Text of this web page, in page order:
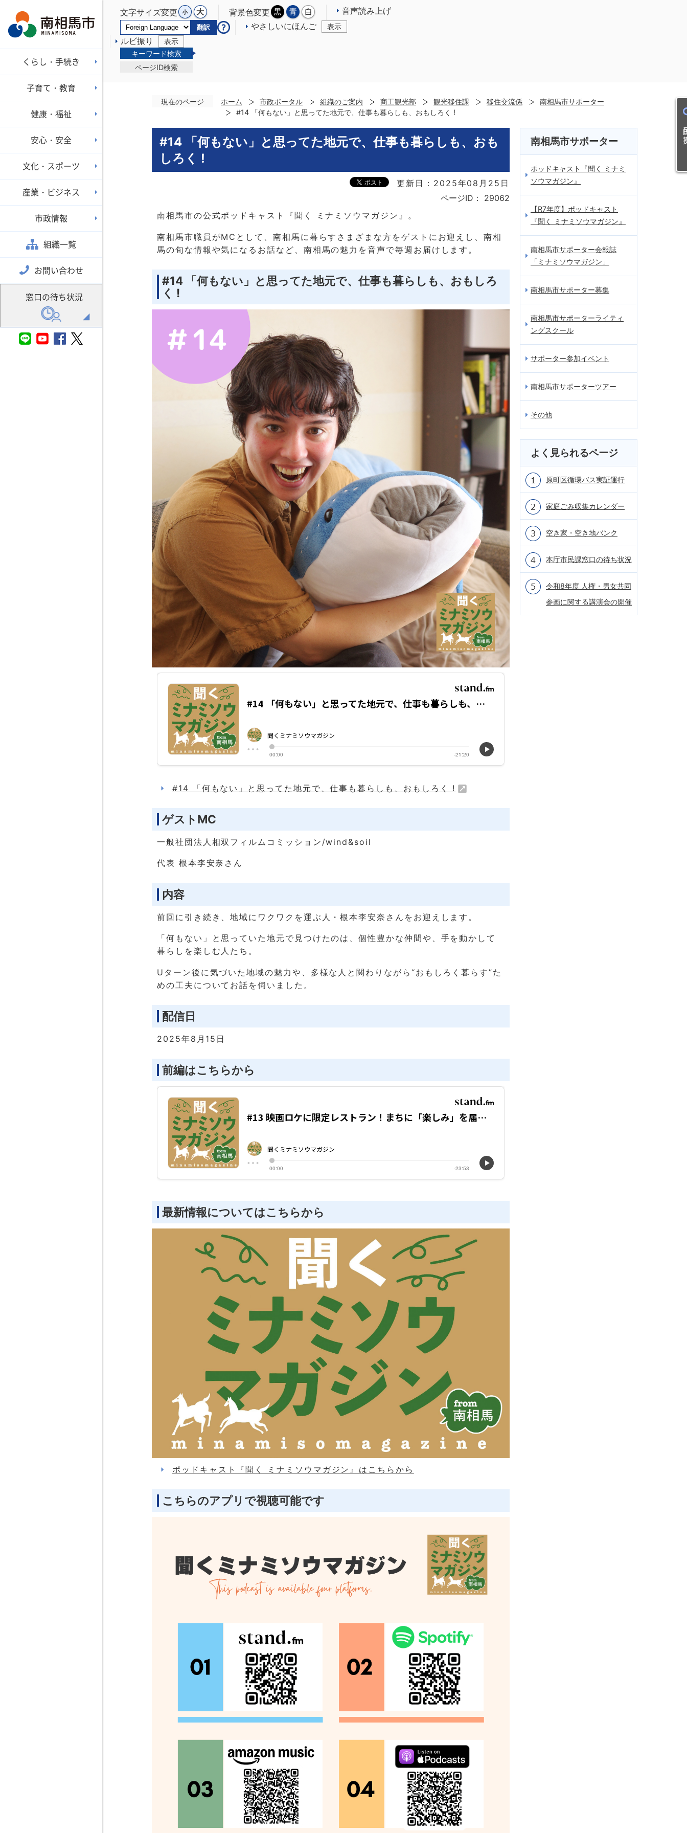
文字サイズ変更 背景色変更 音声読み上げ
翻訳 やさしいにほんご 表示
ルビ振り
表示
キーワード検索
ページID検索
くらし・手続き
子育て・教育
健康・福祉
安心・安全
文化・スポーツ
産業・ビジネス
市政情報
組織一覧
お問い合わせ
窓口の待ち状況
目
現在のページ ホーム 市政ポータル 組織のご案内 商工観光部 観光移住課 移住交流係
南相馬市サポーター
#14 「何もない」と思ってた地元で、仕事も暮らしも、おもしろく !
#14 「何もない」と思ってた地元で、仕事も暮らしも、おも
しろく !
更新日：2025年08月25日
ページID：
29062
南相馬市の公式ポッドキャスト『聞く ミナミソウマガジン』。
南相馬市職員がMCとして、南相馬に暮らすさまざまな方をゲストにお迎えし、南相
馬の旬な情報や気になるお話など、南相馬の魅力を音声で毎週お届けします。
#14 「何もない」と思ってた地元で、仕事も暮らしも、おもしろ
く !
#14 「何もない」と思ってた地元で、仕事も暮らしも、おもしろく !
ゲストMC
一般社団法人相双フィルムコミッション/wind&soil
代表 根本李安奈さん
内容
前回に引き続き、地域にワクワクを運ぶ人・根本李安奈さんをお迎えします。
「何もない」と思っていた地元で見つけたのは、個性豊かな仲間や、手を動かして
暮らしを楽しむ人たち。
Uターン後に気づいた地域の魅力や、多様な人と関わりながら“おもしろく暮らす”た
めの工夫についてお話を伺いました。
配信日
2025年8月15日
前編はこちらから
最新情報についてはこちらから
ポッドキャスト『聞く ミナミソウマガジン』はこちらから
こちらのアプリで視聴可能です
南相馬市サポーター
ポッドキャスト『聞く ミナミ
ソウマガジン』
【R7年度】ポッドキャスト
『聞く ミナミソウマガジン』
南相馬市サポーター会報誌
「ミナミソウマガジン」
南相馬市サポーター募集
南相馬市サポーターライティ
ングスクール
サポーター参加イベント
南相馬市サポーターツアー
その他
よく見られるページ
原町区循環バス実証運行
家庭ごみ収集カレンダー
空き家・空き地バンク
本庁市民課窓口の待ち状況
令和8年度 人権・男女共同
参画に関する講演会の開催